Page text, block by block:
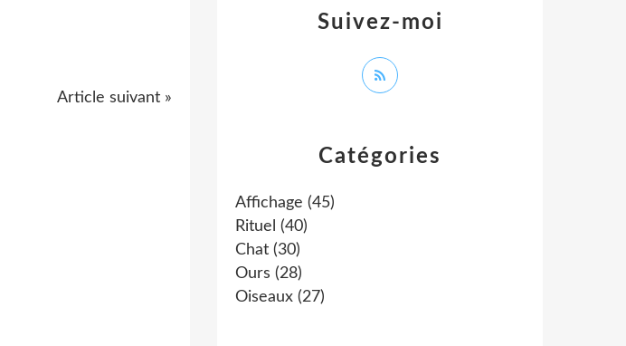
Article suivant »
Catégories
Affichage (45)
Rituel (40)
Chat (30)
Ours (28)
Oiseaux (27)
Suivez-moi